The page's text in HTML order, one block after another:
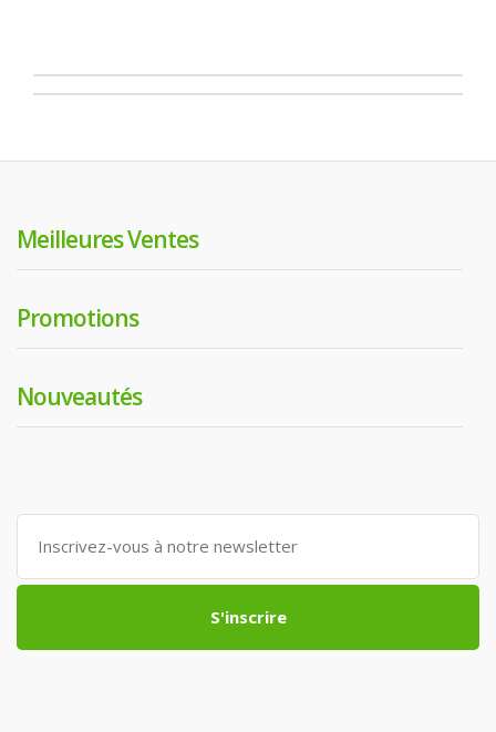
Meilleures Ventes
Promotions
Nouveautés
S'inscrire